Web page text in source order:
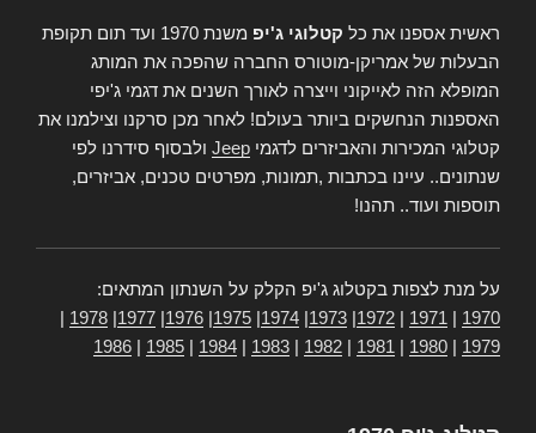
ראשית אספנו את כל קטלוגי ג'יפ
משנת 1970 ועד תום תקופת
הבעלות של אמריקן-מוטורס החברה שהפכה את המותג
המופלא הזה לאייקוני וייצרה לאורך השנים את דגמי ג'יפי
האספנות הנחשקים ביותר בעולם! לאחר מכן סרקנו וצילמנו את
קטלוגי המכירות והאביזרים לדגמי Jeep ולבסוף סידרנו לפי
שנתונים.. עיינו בכתבות ,תמונות, מפרטים טכנים, אביזרים,
תוספות ועוד.. תהנו!
על מנת לצפות בקטלוג ג'יפ הקלק על השנתון המתאים:
1970
1971
1972
1973
1974
1975
1976
1977
1978
1979
1980
1981
1982
1983
1984
1985
1986